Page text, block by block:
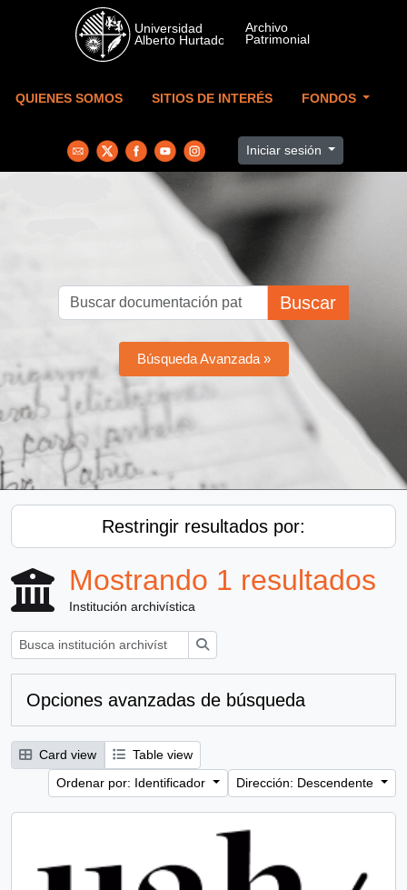
Skip to main content
QUIENES SOMOS SITIOS DE INTERÉS FONDOS
Iniciar sesión
Buscar
Búsqueda Avanzada »
Restringir resultados por:
Mostrando 1 resultados
Institución archivística
Opciones avanzadas de búsqueda
Card view
Table view
Ordenar por: Identificador
Dirección: Descendente